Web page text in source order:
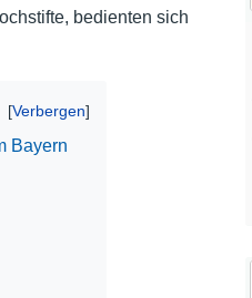
bedienten sich
Bayern